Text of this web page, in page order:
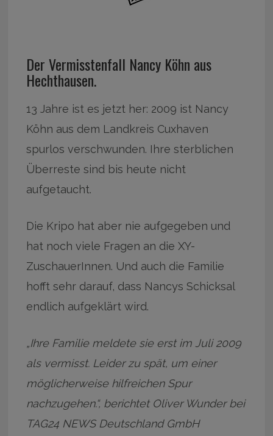
Der Vermisstenfall Nancy Köhn aus
Hechthausen.
13 Jahre ist es jetzt her: 2009 ist Nancy
Köhn aus dem Landkreis Cuxhaven
spurlos verschwunden. Ihre sterblichen
Überreste sind bis heute nicht
aufgetaucht.
Die Kripo hat aber nie aufgegeben und
hat noch viele Fragen an die XY-
ZuschauerInnen. Und auch die Familie
hofft sehr darauf, dass Nancys Schicksal
endlich aufgeklärt wird.
„Ihre Familie meldete sie erst im Juli 2009
als vermisst. Leider zu spät, um einer
möglicherweise hilfreichen Spur
nachzugehen.“, berichtet Oliver Wunder bei
TAG24 NEWS Deutschland GmbH